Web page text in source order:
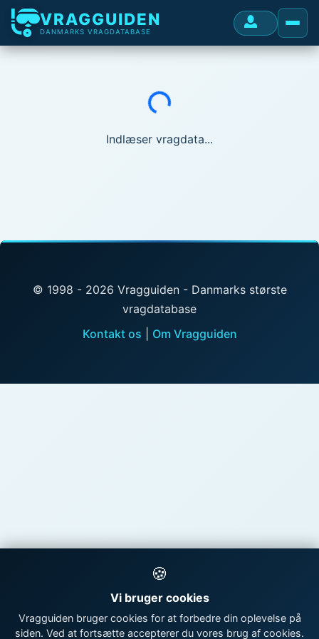
VRAGGUIDEN
DANMARKS VRAGDATABASE
Indlæser...
Indlæser vragdata...
© 1998 - 2026 Vragguiden - Danmarks største
vragdatabase
Kontakt os
Om Vragguiden
🍪
Vi bruger cookies
Vragguiden bruger cookies for at forbedre din oplevelse på
siden. Ved at fortsætte accepterer du vores brug af cookies.